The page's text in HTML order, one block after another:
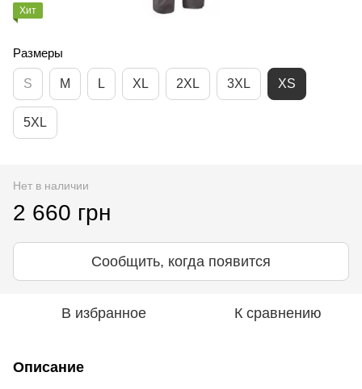
Хит
Размеры
S M L XL 2XL 3XL XS
5XL
Нет в наличии
2 660 грн
Сообщить, когда появится
В избранное К сравнению
Описание